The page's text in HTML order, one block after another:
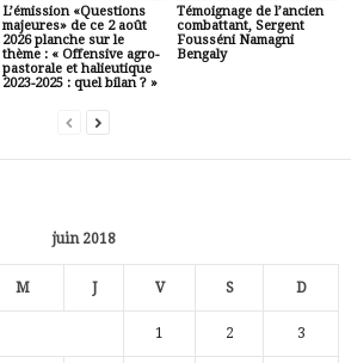
L’émission «Questions
majeures» de ce 2 août
2026 planche sur le
thème : « Offensive agro-
pastorale et halieutique
2023-2025 : quel bilan ? »
Témoignage de l’ancien
combattant, Sergent
Fousséni Namagni
Bengaly
juin 2018
M J V S D
1 2 3